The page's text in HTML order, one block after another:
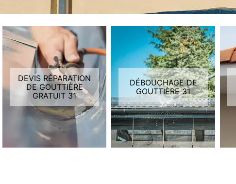
DEVIS RÉPARATION
DE GOUTTIÈRE
GRATUIT 31
DÉBOUCHAGE DE
GOUTTIÈRE 31